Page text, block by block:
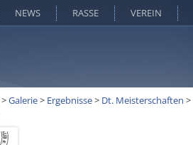
NEWS RASSE VEREIN
>Galerie> Ergebnisse> Dt. Meisterschaften >